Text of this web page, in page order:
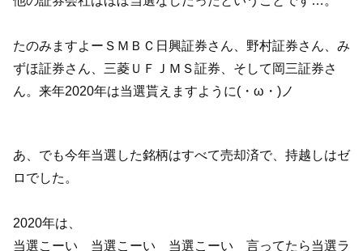
たのみますよーＳＭＢＣ日興証券さん、野村証券さん、み
ずほ証券さん、三菱ＵＦＪＭＳ証券、そして岡三証券さ
ん。来年2020年は当選貰えますように(・ω・)ノ
あ、でも今年当選した銘柄はすべて売却済で、持越しはゼ
ロでした。
2020年は、
当選こーい 当選こーい 当選こーい 言ってたら当選ラ